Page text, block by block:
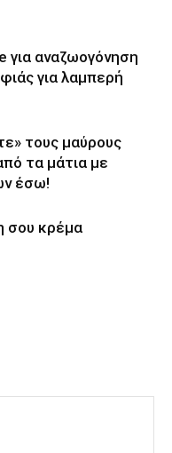
για αναζωογόνηση
για λαμπερή
τους μαύρους
τα μάτια με
έσω!
σου κρέμα